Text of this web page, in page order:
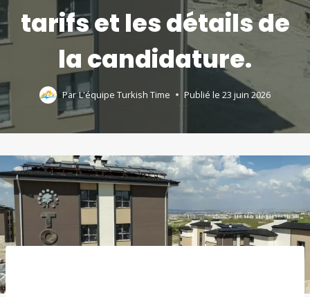
tarifs et les détails de
la candidature.
ParL'équipe Turkish Time Publié le 23 juin 2026